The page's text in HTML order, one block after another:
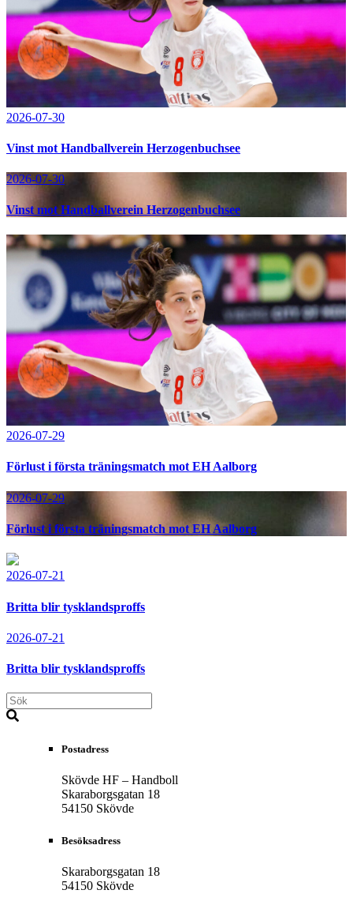
2026-07-30
Vinst mot Handballverein Herzogenbuchsee
2026-07-30
Vinst mot Handballverein Herzogenbuchsee
2026-07-29
Förlust i första träningsmatch mot EH Aalborg
2026-07-29
Förlust i första träningsmatch mot EH Aalborg
2026-07-21
Britta blir tysklandsproffs
2026-07-21
Britta blir tysklandsproffs
Postadress
Skövde HF – Handboll
Skaraborgsgatan 18
54150 Skövde
Besöksadress
Skaraborgsgatan 18
54150 Skövde